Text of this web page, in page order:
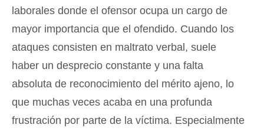
laborales donde el ofensor ocupa un cargo de
mayor importancia que el ofendido. Cuando los
ataques consisten en maltrato verbal, suele
haber un desprecio constante y una falta
absoluta de reconocimiento del mérito ajeno, lo
que muchas veces acaba en una profunda
frustración por parte de la víctima. Especialmente